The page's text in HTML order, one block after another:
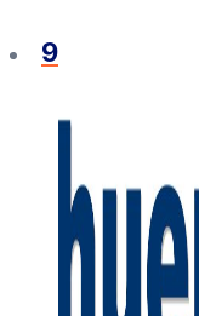
al
965 127 020